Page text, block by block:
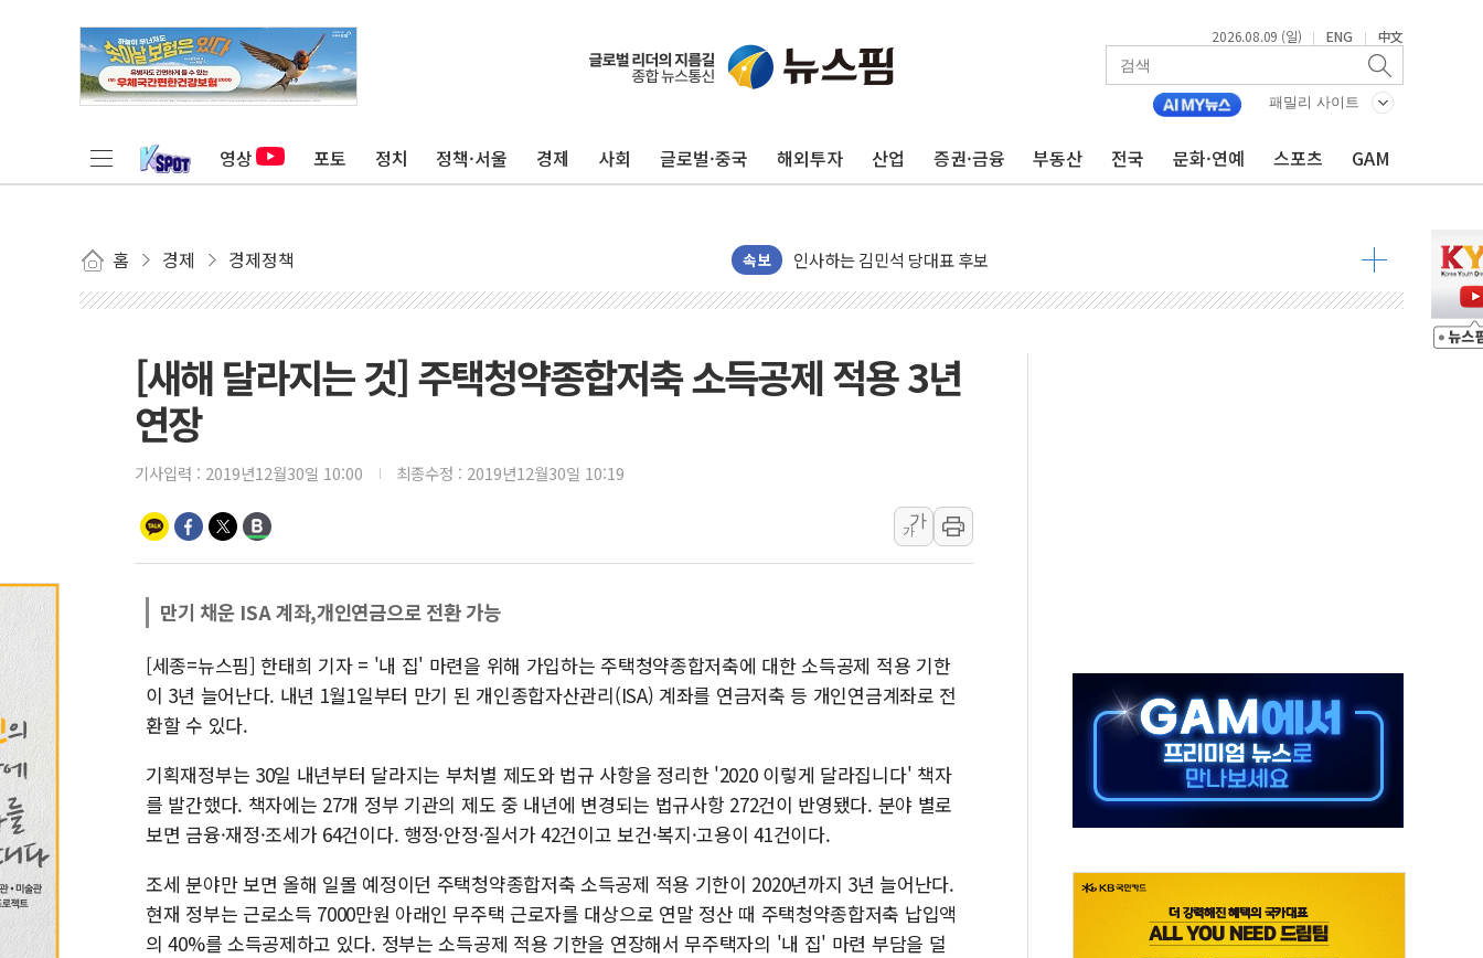
2026.08.09 (일) | ENG | 中文
패밀리 사이트
영상 포토 정치 정책·서울 경제 사회 글로벌·중국 해외투자 산업 증권·금융 부동산 전국 문화·연예 스포츠 GAM
홈 경제 경제정책 속보
포항시 재난예산 40억 긴급 투입…고수온 양식장 복구·지원 '총력'
울진·영덕 '호우특보'-포항 '산사태 주의보'...경북도, 호우 피해·통제구간 없어
인천 합동연설회 나선 송영길·정청래·김민석 당대표 후보
[속보] 민주, 제주·인천 경선 결과 발표...김민석 47.75% 정청래 42.08%
[속보] 민주, 인천 경선 결과 발표...김민석 45.09% 정청래 43.27% 송영길 11.63%
이번주 국내 주요 금융일정(8.10~8.14)
美, 이란전 출구전략 만지작…공습 한계·탄약 부족 현실화
서울 중랑구 주택가서 흉기 난동…60대 남성 2명 숨져
李대통령 "결혼 때문에 손해 보는 일 없게"…'결혼 페널티' 22개 과제 손본다
여수 오동도 인근 해상서 모터보트 전복…1명 사망·1명 실종
인천서 말다툼 중 어머니 흉기 살해 10대 아들 체포
'화합' 꺼낸 김민석에 '뻔뻔' 받아친 정청래…제주 연설서 신경전 고조
[새해 달라지는 것] 주택청약종합저축 소득공제 적용 3년
연장
기사입력 : 2019년12월30일 10:00 최종수정 : 2019년12월30일 10:19
가
가
만기 채운 ISA 계좌,개인연금으로 전환 가능
[세종=뉴스핌] 한태희 기자 = '내 집' 마련을 위해 가입하는 주택청약종합저축에 대한 소득공제 적용 기한
이 3년 늘어난다. 내년 1월1일부터 만기 된 개인종합자산관리(ISA) 계좌를 연금저축 등 개인연금계좌로 전
환할 수 있다.
기획재정부는 30일 내년부터 달라지는 부처별 제도와 법규 사항을 정리한 '2020 이렇게 달라집니다' 책자
를 발간했다. 책자에는 27개 정부 기관의 제도 중 내년에 변경되는 법규사항 272건이 반영됐다. 분야 별로
보면 금융·재정·조세가 64건이다. 행정·안정·질서가 42건이고 보건·복지·고용이 41건이다.
조세 분야만 보면 올해 일몰 예정이던 주택청약종합저축 소득공제 적용 기한이 2020년까지 3년 늘어난다.
현재 정부는 근로소득 7000만원 아래인 무주택 근로자를 대상으로 연말 정산 때 주택청약종합저축 납입액
의 40%를 소득공제하고 있다. 정부는 소득공제 적용 기한을 연장해서 무주택자의 '내 집' 마련 부담을 덜